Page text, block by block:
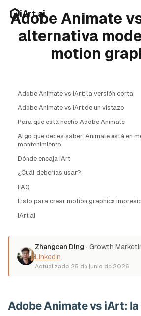
iArt.ai
Comience gratis
Adobe Animate
alternativa
motion
Adobe Animate vs iArt: la versión corta
Adobe Animate vs iArt de un vistazo
Para qué está hecho Adobe Animate
Algo que debes saber: Animate está en
mantenimiento
Dónde encaja iArt
¿Cuál deberías usar?
FAQ
Listo para crear motion graphics
iArt.ai
Zhangcan Ding · Growth
LinkedIn
Actualizado 25 de junio de 2026
Adobe Animate vs iArt: